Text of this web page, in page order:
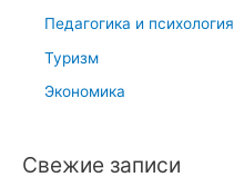
Педагогика и психология
Туризм
Экономика
Свежие записи